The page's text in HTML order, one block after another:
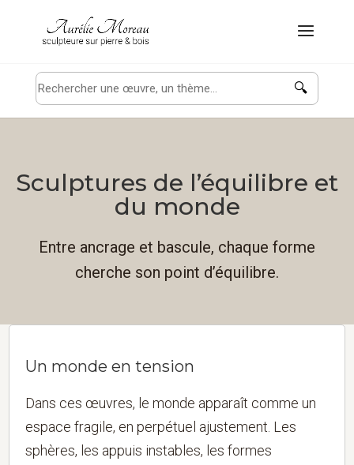
🔍
Sculptures de l’équilibre et
du monde
Entre ancrage et bascule, chaque forme
cherche son point d’équilibre.
Un monde en tension
Dans ces œuvres, le monde apparaît comme un
espace fragile, en perpétuel ajustement. Les
sphères, les appuis instables, les formes